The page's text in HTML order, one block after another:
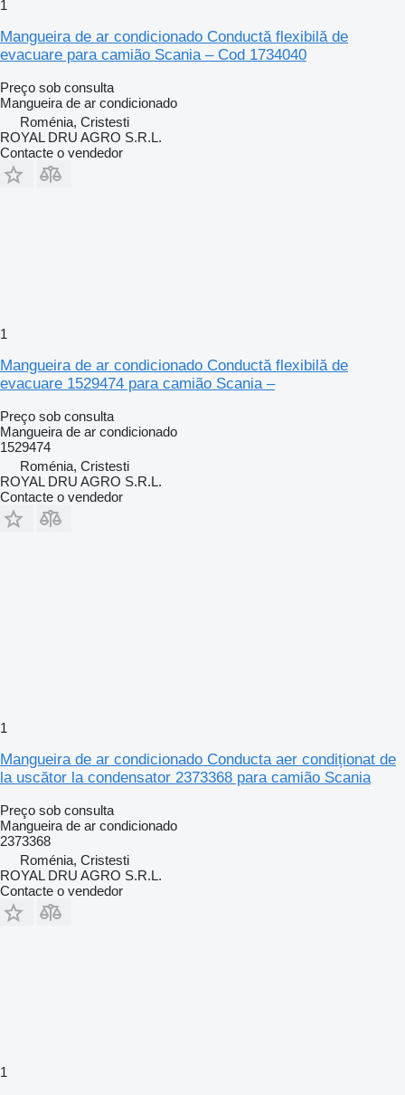
1
Mangueira de ar condicionado Conductă flexibilă de
evacuare para camião Scania – Cod 1734040
Preço sob consulta
Mangueira de ar condicionado
Roménia, Cristesti
ROYAL DRU AGRO S.R.L.
Contacte o vendedor
1
Mangueira de ar condicionado Conductă flexibilă de
evacuare 1529474 para camião Scania –
Preço sob consulta
Mangueira de ar condicionado
1529474
Roménia, Cristesti
ROYAL DRU AGRO S.R.L.
Contacte o vendedor
1
Mangueira de ar condicionado Conducta aer condiționat de
la uscător la condensator 2373368 para camião Scania
Preço sob consulta
Mangueira de ar condicionado
2373368
Roménia, Cristesti
ROYAL DRU AGRO S.R.L.
Contacte o vendedor
1